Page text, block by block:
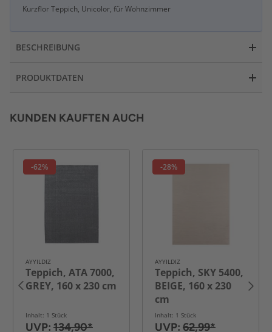
Kurzflor Teppich, Unicolor, für Wohnzimmer
BESCHREIBUNG
PRODUKTDATEN
KUNDEN KAUFTEN AUCH
-62%
AYYILDIZ
Teppich, ATA 7000,
GREY, 160 x 230 cm
Inhalt: 1 Stück
UVP: 134,90*
-28%
AYYILDIZ
Teppich, SKY 5400,
BEIGE, 160 x 230
cm
Inhalt: 1 Stück
UVP: 62,99*